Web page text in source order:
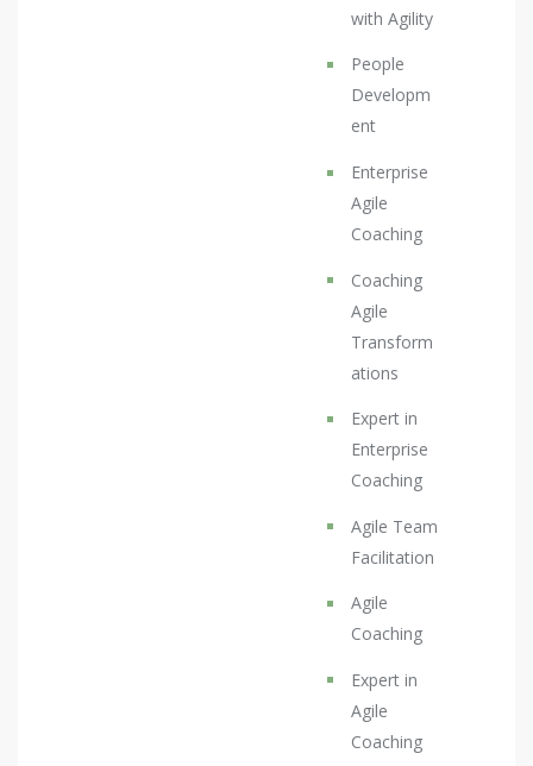
with Agility
People
Developm
ent
Enterprise
Agile
Coaching
Coaching
Agile
Transform
ations
Expert in
Enterprise
Coaching
Agile Team
Facilitation
Agile
Coaching
Expert in
Agile
Coaching